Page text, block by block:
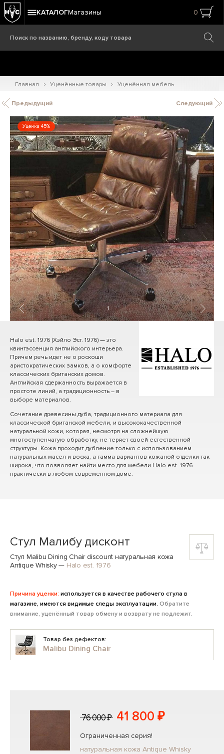
КАТАЛОГМагазины 0
Главная Уценённые товары Уценённая мебель
Предыдущий Следующий
Уценка 45%
1 / 7
Halo est. 1976 (Хэйло Эст. 1976) — это
квинтэссенция английского интерьера.
Причем речь идет не о роскоши
аристократических замков, а о комфорте
классических британских домов.
Английская сдержанность выражается в
простоте линий, а традиционность – в
выборе материалов.
Сочетание древесины дуба, традиционного материала для
классической британской мебели, и высококачественной
натуральной кожи, которая, несмотря на сложнейшую
многоступенчатую обработку, не теряет своей естественной
структуры. Кожа проходит дубление только с использованием
натуральных масел и воска, а гамма вариантов кожаной отделки так
широка, что позволяет найти место для мебели Halo est. 1976
практически в любом современном доме.
Cтул Малибу дисконт
Стул Malibu Dining Chair discount натуральная кожа
Antique Whisky— Halo est. 1976
Причина уценки: используется в качестве рабочего стула в
магазине, имеются видимые следы эксплуатации. Обратите
внимание, уценённый товар обмену и возврату не подлежит.
Товар без дефектов:
Malibu Dining Chair
76 000 ₽ 41 800 ₽
Ограниченная серия!
натуральная кожа Antique Whisky